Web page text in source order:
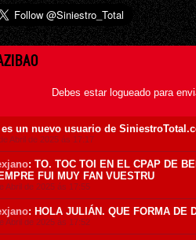
Debes estar logueado para
es un nuevo usuario de
Abril de 2025 ás 17:17
: TO. TOC TOI EN EL CPAP DE
FUI MUY FAN VUESTRU
Abril de 2025 ás 17:55
: HOLA JULIÁN. QUE FORMA DE
Abril de 2025 ás 17:52